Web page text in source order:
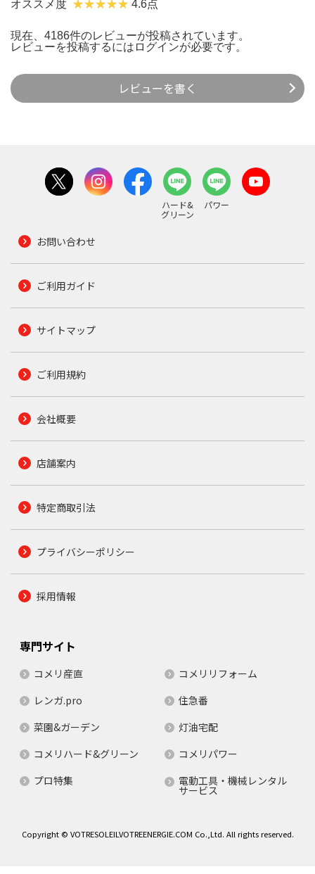
オススメ度 4.6点
現在、4186件のレビューが投稿されています。
レビューを投稿するには ログインが必要です。
レビューを書く
ハード&
グリーン
パワー
お問い合わせ
ご利用ガイド
サイトマップ
ご利用規約
会社概要
店舗案内
特定商取引法
プライバシーポリシー
採用情報
専門サイト
コメリ産直
コメリリフォーム
レンガ.pro
住急番
菜園&ガーデン
灯油宅配
コメリハード&グリーン
コメリパワー
プロ特集
電動工具・機械レンタル
サービス
Copyright © VOTRESOLEILVOTREENERGIE.COM Co.,Ltd. All rights reserved.